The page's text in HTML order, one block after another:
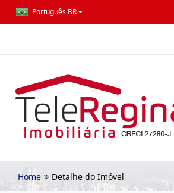
Português BR
Home Detalhe do Imóvel